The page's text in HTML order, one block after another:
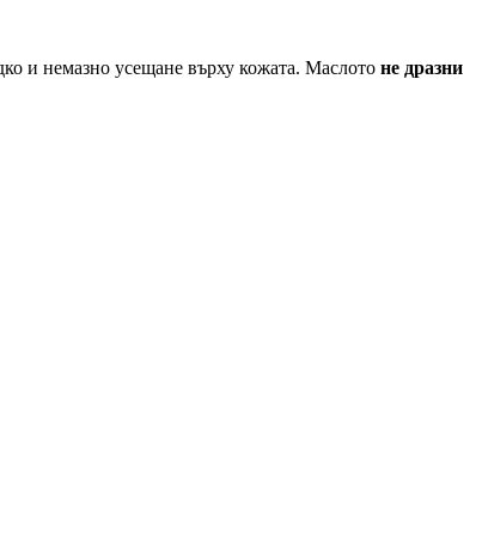
и немазно усещане върху кожата. Маслото не дразни